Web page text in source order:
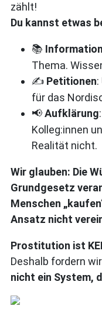
zählt!
Du kannst etwas
📚 Information
Thema.
✍️ Petitionen
für das
📢 Aufklärung
Kolleg:innen
Realität nicht.
Wir glauben: Die
Grundgesetz
Menschen
Ansatz nicht
Prostitution ist
Deshalb fordern
nicht ein System,